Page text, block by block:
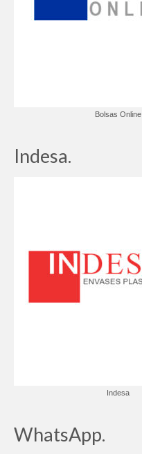
Bolsas Online
Indesa.
Indesa
WhatsApp.